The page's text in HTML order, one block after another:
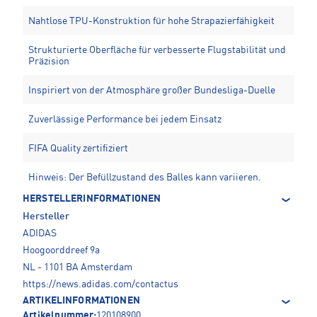
Nahtlose TPU-Konstruktion für hohe Strapazierfähigkeit
Strukturierte Oberfläche für verbesserte Flugstabilität und
Präzision
Inspiriert von der Atmosphäre großer Bundesliga-Duelle
Zuverlässige Performance bei jedem Einsatz
FIFA Quality zertifiziert
Hinweis: Der Befüllzustand des Balles kann variieren.
HERSTELLERINFORMATIONEN
Hersteller
ADIDAS
Hoogoorddreef 9a
NL - 1101 BA Amsterdam
https://news.adidas.com/contactus
ARTIKELINFORMATIONEN